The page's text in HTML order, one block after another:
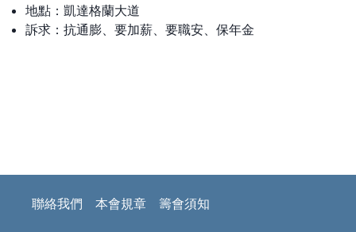
地點：凱達格蘭大道
訴求：抗通膨、要加薪、要職安、保年金
聯絡我們 本會規章 籌會須知